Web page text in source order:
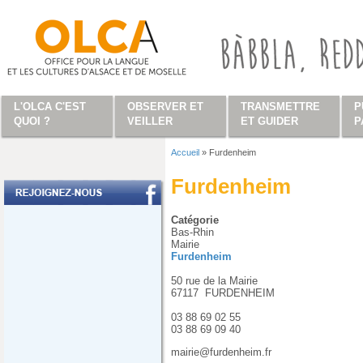
Accueil » Furdenheim
Furdenheim
Catégorie
Bas-Rhin
Mairie
Furdenheim
50 rue de la Mairie
67117
FURDENHEIM
03 88 69 02 55
03 88 69 09 40
mairie@furdenheim.fr
L'OLCA C'EST
QUOI ?
OBSERVER ET
VEILLER
TRANSMETTRE
ET GUIDER